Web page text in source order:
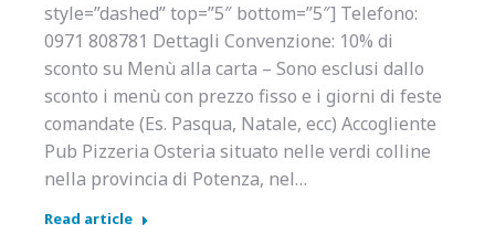
style=”dashed” top=”5″ bottom=”5″] Telefono:
0971 808781 Dettagli Convenzione: 10% di
sconto su Menù alla carta – Sono esclusi dallo
sconto i menù con prezzo fisso e i giorni di feste
comandate (Es. Pasqua, Natale, ecc) Accogliente
Pub Pizzeria Osteria situato nelle verdi colline
nella provincia di Potenza, nel…
Read article